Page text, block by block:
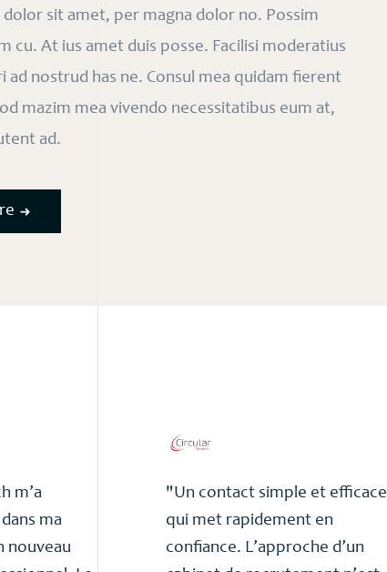
dolor sit amet, per magna dolor no. Possim
cu. At ius amet duis posse. Facilisi moderatius
ad nostrud has ne. Consul mea quidam fierent
mazim mea vivendo necessitatibus eum at,
ad.
m’a
ma
nouveau
"Un contact simple et efficace
qui met rapidement en
confiance. L’approche d’un